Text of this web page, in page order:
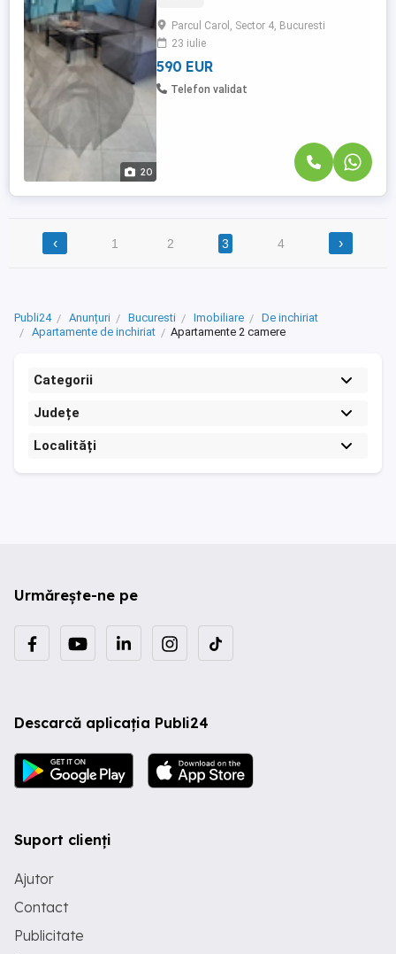
20
si utilat in zona Parcul Carol . Apartamentul
are o suprafata de 50 mp si se afla la
Etajul 9 intr-un ...
Parcul Carol, Sector 4, Bucuresti
23 iulie
590 EUR
Telefon validat
‹ 1 2 3 4 ›
Publi24 Anunțuri Bucuresti Imobiliare
De inchiriat
Apartamente de inchiriat
Apartamente 2 camere
Categorii
Județe
Localități
Urmărește-ne pe
Descarcă aplicația Publi24
Suport clienți
Ajutor
Contact
Publicitate